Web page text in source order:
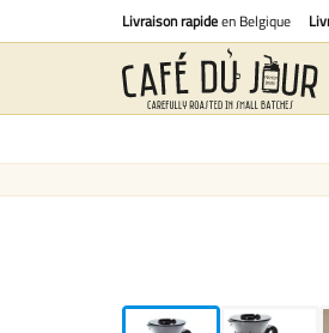
Livraison rapideen Belgique